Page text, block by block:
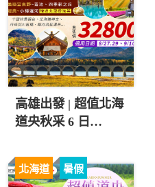
高雄出發 | 超值北海
道央秋采 6 日
北海道 暑假